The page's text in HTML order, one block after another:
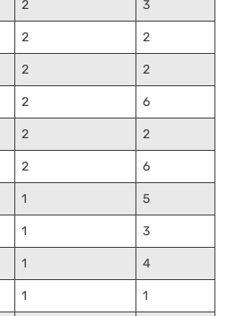
2 3
2 2
2 2
2 6
2 2
2 6
1 5
1 3
1 4
1 1